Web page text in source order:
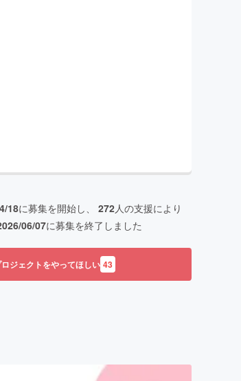
18に募集を開始し、 272人の支援により
06/07に募集を終了しました
ジェクトをやってほしい 43